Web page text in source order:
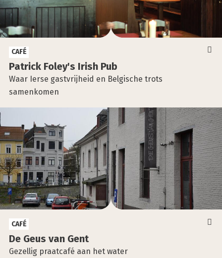
Patrick Foley's Irish Pub
Waar Ierse gastvrijheid en Belgische trots
samenkomen
CAFÉ
De Geus van Gent
Gezellig praatcafé aan het water
CAFÉ